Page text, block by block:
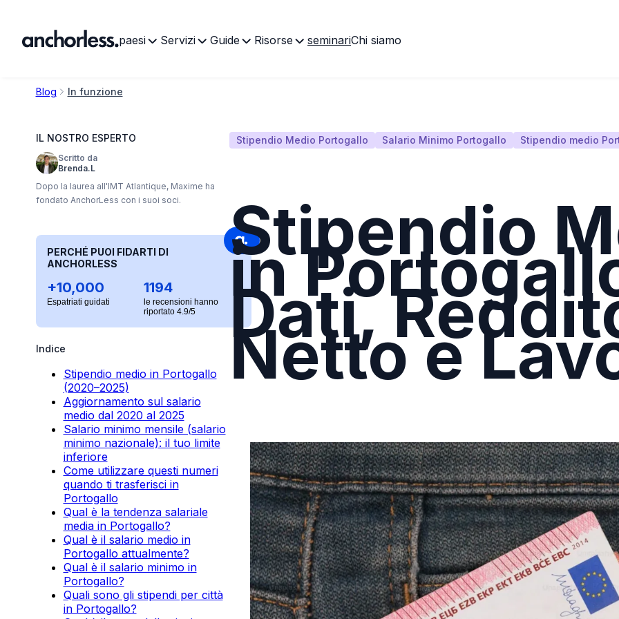
paesi Servizi Guide Risorse seminariChi siamo
Blog In funzione
IL NOSTRO ESPERTO
Scritto da
Brenda.L
Dopo la laurea all'IMT Atlantique, Maxime ha
fondato AnchorLess con i suoi soci.
PERCHÉ PUOI FIDARTI DI
ANCHORLESS
+10,000
Espatriati guidati
1194
le recensioni hanno
riportato 4.9/5
Indice
Stipendio medio in Portogallo
(2020–2025)
Aggiornamento sul salario
medio dal 2020 al 2025
Salario minimo mensile (salario
minimo nazionale): il tuo limite
inferiore
Come utilizzare questi numeri
quando ti trasferisci in
Portogallo
Qual è la tendenza salariale
media in Portogallo?
Qual è il salario medio in
Portogallo attualmente?
Qual è il salario minimo in
Portogallo?
Quali sono gli stipendi per città
in Portogallo?
Stipendio Medio Portogallo Salario Minimo Portogallo Stipendio medio
Stipendio
in
Dati,
Netto e